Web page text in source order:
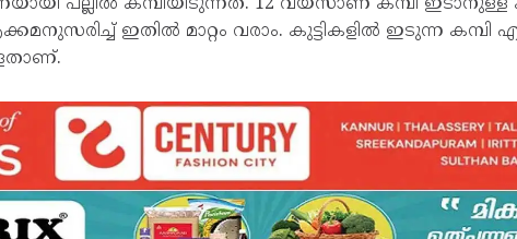
ഇതില്‍ മാറ്റം വരാം. കുട്ടികളില്‍ ഇടുന്ന കമ്പി